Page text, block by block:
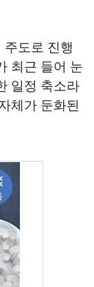
주도로 진행
최근 들어 눈
일정 축소라
체가 둔화된